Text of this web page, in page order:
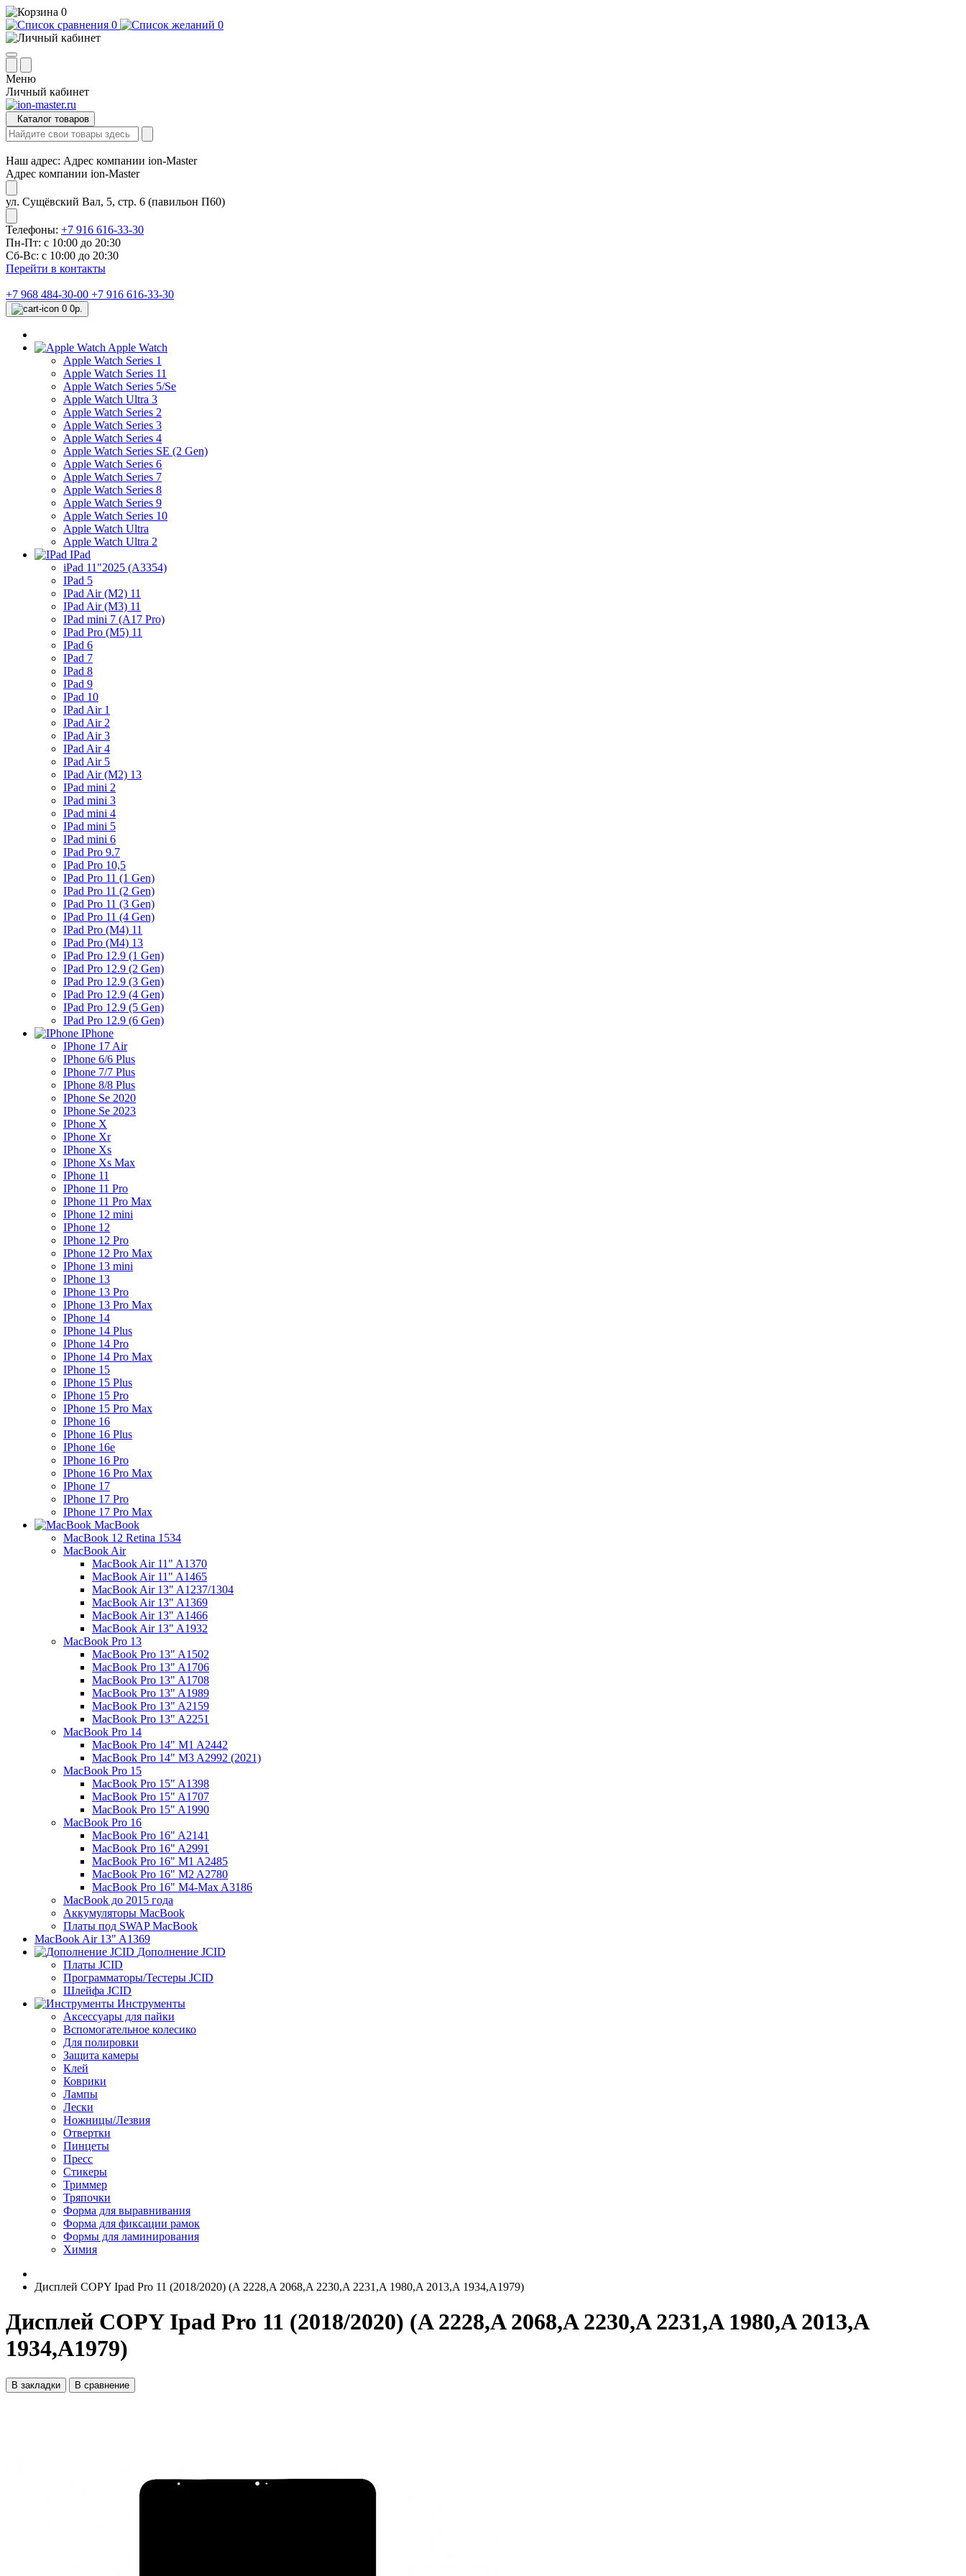
0
0
0
Меню
Личный кабинет
Каталог товаров
Наш адрес: Адрес компании ion-Master
Адрес компании ion-Master
ул. Сущёвский Вал, 5, стр. 6 (павильон П60)
Телефоны: +7 916 616-33-30
Пн-Пт: с 10:00 до 20:30
Сб-Вс: с 10:00 до 20:30
Перейти в контакты
+7 968 484-30-00 +7 916 616-33-30
0 0р.
Apple Watch
Apple Watch Series 1
Apple Watch Series 11
Apple Watch Series 5/Se
Apple Watch Ultra 3
Apple Watch Series 2
Apple Watch Series 3
Apple Watch Series 4
Apple Watch Series SE (2 Gen)
Apple Watch Series 6
Apple Watch Series 7
Apple Watch Series 8
Apple Watch Series 9
Apple Watch Series 10
Apple Watch Ultra
Apple Watch Ultra 2
IPad
iPad 11"2025 (A3354)
IPad 5
IPad Air (M2) 11
IPad Air (M3) 11
IPad mini 7 (A17 Pro)
IPad Pro (M5) 11
IPad 6
IPad 7
IPad 8
IPad 9
IPad 10
IPad Air 1
IPad Air 2
IPad Air 3
IPad Air 4
IPad Air 5
IPad Air (M2) 13
IPad mini 2
IPad mini 3
IPad mini 4
IPad mini 5
IPad mini 6
IPad Pro 9.7
IPad Pro 10,5
IPad Pro 11 (1 Gen)
IPad Pro 11 (2 Gen)
IPad Pro 11 (3 Gen)
IPad Pro 11 (4 Gen)
IPad Pro (M4) 11
IPad Pro (M4) 13
IPad Pro 12.9 (1 Gen)
IPad Pro 12.9 (2 Gen)
IPad Pro 12.9 (3 Gen)
IPad Pro 12.9 (4 Gen)
IPad Pro 12.9 (5 Gen)
IPad Pro 12.9 (6 Gen)
IPhone
IPhone 17 Air
IPhone 6/6 Plus
IPhone 7/7 Plus
IPhone 8/8 Plus
IPhone Se 2020
IPhone Se 2023
IPhone X
IPhone Xr
IPhone Xs
IPhone Xs Max
IPhone 11
IPhone 11 Pro
IPhone 11 Pro Max
IPhone 12 mini
IPhone 12
IPhone 12 Pro
IPhone 12 Pro Max
IPhone 13 mini
IPhone 13
IPhone 13 Pro
IPhone 13 Pro Max
IPhone 14
IPhone 14 Plus
IPhone 14 Pro
IPhone 14 Pro Max
IPhone 15
IPhone 15 Plus
IPhone 15 Pro
IPhone 15 Pro Max
IPhone 16
IPhone 16 Plus
IPhone 16e
IPhone 16 Pro
IPhone 16 Pro Max
IPhone 17
IPhone 17 Pro
IPhone 17 Pro Max
MacBook
MacBook 12 Retina 1534
MacBook Air
MacBook Air 11" A1370
MacBook Air 11" A1465
MacBook Air 13" A1237/1304
MacBook Air 13" A1369
MacBook Air 13" A1466
MacBook Air 13" A1932
MacBook Pro 13
MacBook Pro 13" A1502
MacBook Pro 13" A1706
MacBook Pro 13" A1708
MacBook Pro 13" A1989
MacBook Pro 13" A2159
MacBook Pro 13" A2251
MacBook Pro 14
MacBook Pro 14" M1 A2442
MacBook Pro 14" M3 A2992 (2021)
MacBook Pro 15
MacBook Pro 15" A1398
MacBook Pro 15" A1707
MacBook Pro 15" A1990
MacBook Pro 16
MacBook Pro 16" A2141
MacBook Pro 16" A2991
MacBook Pro 16" M1 A2485
MacBook Pro 16" M2 A2780
MacBook Pro 16" M4-Max A3186
MacBook до 2015 года
Аккумуляторы MacBook
Платы под SWAP MacBook
MacBook Air 13" A1369
Дополнение JCID
Платы JCID
Программаторы/Тестеры JCID
Шлейфа JCID
Инструменты
Аксессуары для пайки
Вспомогательное колесико
Для полировки
Защита камеры
Клей
Коврики
Лампы
Лески
Ножницы/Лезвия
Отвертки
Пинцеты
Пресс
Стикеры
Триммер
Тряпочки
Форма для выравнивания
Форма для фиксации рамок
Формы для ламинирования
Химия
Дисплей COPY Ipad Pro 11 (2018/2020) (A 2228,A 2068,A 2230,A 2231,A 1980,A 2013,A 1934,A1979)
Дисплей COPY Ipad Pro 11 (2018/2020) (A 2228,A 2068,A 2230,A 2231,A 1980,A 2013,A
1934,A1979)
В закладки В сравнение